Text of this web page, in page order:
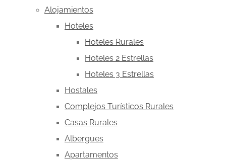
Alojamientos
Hoteles
Hoteles Rurales
Hoteles 2 Estrellas
Hoteles 3 Estrellas
Hostales
Complejos Turísticos Rurales
Casas Rurales
Albergues
Apartamentos